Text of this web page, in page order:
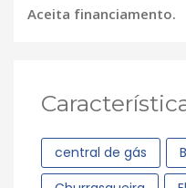
Aceita financiamento.
central de gás